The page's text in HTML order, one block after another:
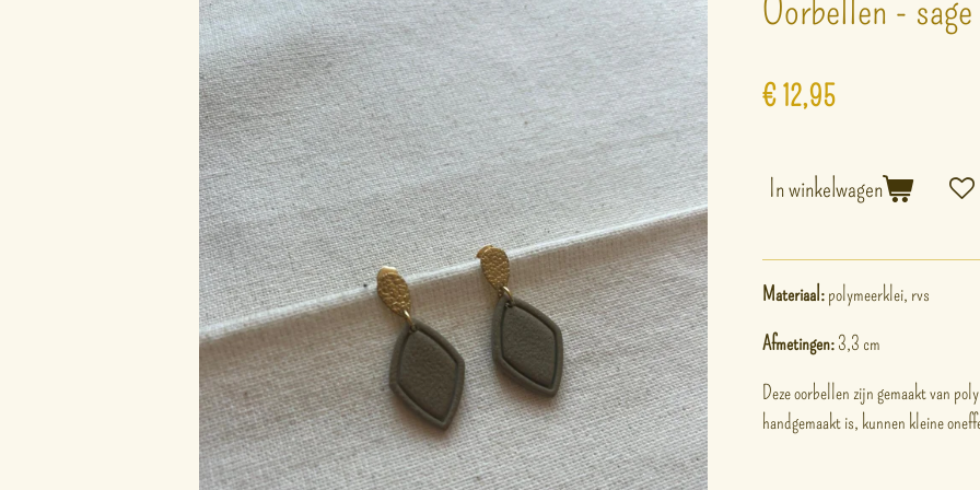
Oorbellen -
€ 12,95
In winkelwagen
Materiaal:polymeerklei, rvs
Afmetingen:3,3 cm
Deze oorbellen zijn gemaakt van
handgemaakt is, kunnen kleine